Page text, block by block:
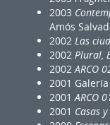
2003
Amós
2002 Las
2002 Plural,
2002ARCO
2001
2001ARCO
2001 Casas